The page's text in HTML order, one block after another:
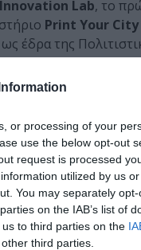
or processing of your
use the below opt-out
request is processed
utilized by us
You may separately
on the IAB’s list of
to third parties on the
third parties.
Innovation Lab, το
Print Your City
έδρα της
του Ρολογιού,
Χώρου της